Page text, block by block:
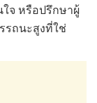
จ หรือปรึกษาผู้
รถนะสูงที่ใช่